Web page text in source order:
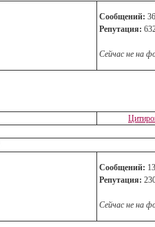
Сообщений:
Репутация:
Сейчас не на
Сообщений:
Репутация:
Сейчас не на